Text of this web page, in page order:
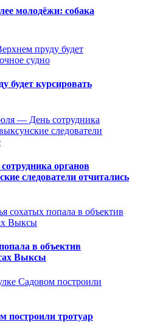
молодёжи: собака
будет курсировать
органов
следователи отчитались
в объектив
Выксы
построили тротуар